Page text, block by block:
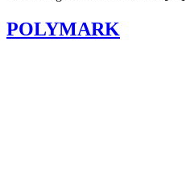
POLYMARK